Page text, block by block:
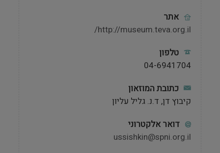
אתר
http://museum.teva.org.il/
טלפון
04-6941704
כתובת המוזאון
קיבוץ דן, ד.נ. גליל עליון
דואר אלקטרוני
ussishkin@spni.org.il